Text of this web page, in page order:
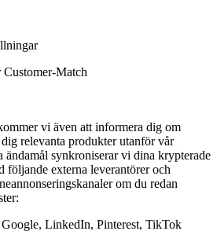
Match
vi även att informera dig om
relevanta produkter utanför vår
ändamål synkroniserar vi dina krypterade
följande externa leverantörer och
om du redan
LinkedIn, Pinterest, TikTok